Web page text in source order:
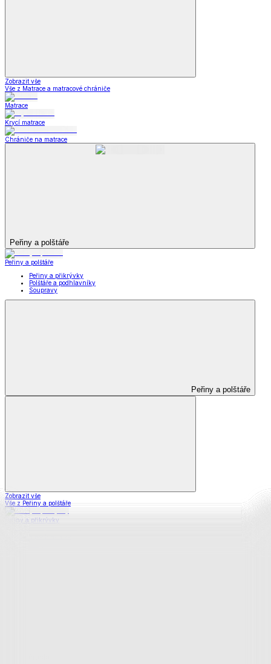
Zobrazit vše
Vše z Matrace a matracové chrániče
Matrace
Krycí matrace
Chrániče na matrace
Peřiny a polštáře
Peřiny a polštáře
Peřiny a přikrývky
Polštáře a podhlavníky
Soupravy
Peřiny a polštáře
Zobrazit vše
Vše z Peřiny a polštáře
Peřiny a přikrývky